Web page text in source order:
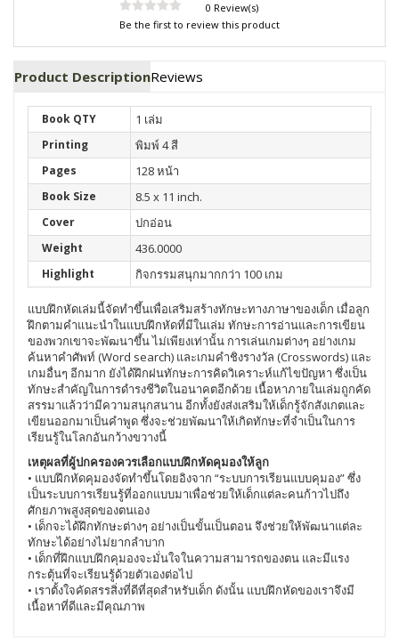
0 Review(s)
Be the first to review this product
Product DescriptionReviews
Book QTY 1 เล่ม
Printing พิมพ์ 4 สี
Pages 128 หน้า
Book Size 8.5 x 11 inch.
Cover ปกอ่อน
Weight 436.0000
Highlight กิจกรรมสนุกมากกว่า 100 เกม
แบบฝึกหัดเล่มนี้จัดทำขึ้นเพื่อเสริมสร้างทักษะทางภาษาของเด็ก เมื่อลูก
ฝึกตามคำแนะนำในแบบฝึกหัดที่มีในเล่ม ทักษะการอ่านและการเขียน
ของพวกเขาจะพัฒนาขึ้น ไม่เพียงเท่านั้น การเล่นเกมต่างๆ อย่างเกม
ค้นหาคำศัพท์ (Word search) และเกมคำชิงรางวัล (Crosswords) และ
เกมอื่นๆ อีกมาก ยังได้ฝึกฝนทักษะการคิดวิเคราะห์แก้ไขปัญหา ซึ่งเป็น
ทักษะสำคัญในการดำรงชีวิตในอนาคตอีกด้วย เนื้อหาภายในเล่มถูกคัด
สรรมาแล้วว่ามีความสนุกสนาน อีกทั้งยังส่งเสริมให้เด็กรู้จักสังเกตและ
เขียนออกมาเป็นคำพูด ซึ่งจะช่วยพัฒนาให้เกิดทักษะที่จำเป็นในการ
เรียนรู้ในโลกอันกว้างขวางนี้
เหตุผลที่ผู้ปกครองควรเลือกแบบฝึกหัดคุมองให้ลูก
• แบบฝึกหัดคุมองจัดทำขึ้นโดยอิงจาก “ระบบการเรียนแบบคุมอง” ซึ่ง
เป็นระบบการเรียนรู้ที่ออกแบบมาเพื่อช่วยให้เด็กแต่ละคนก้าวไปถึง
ศักยภาพสูงสุดของตนเอง
• เด็กจะได้ฝึกทักษะต่างๆ อย่างเป็นขั้นเป็นตอน จึงช่วยให้พัฒนาแต่ละ
ทักษะได้อย่างไม่ยากลำบาก
• เด็กที่ฝึกแบบฝึกคุมองจะมั่นใจในความสามารถของตน และมีแรง
กระตุ้นที่จะเรียนรู้ด้วยตัวเองต่อไป
• เราตั้งใจคัดสรรสิ่งที่ดีที่สุดสำหรับเด็ก ดังนั้น แบบฝึกหัดของเราจึงมี
เนื้อหาที่ดีและมีคุณภาพ